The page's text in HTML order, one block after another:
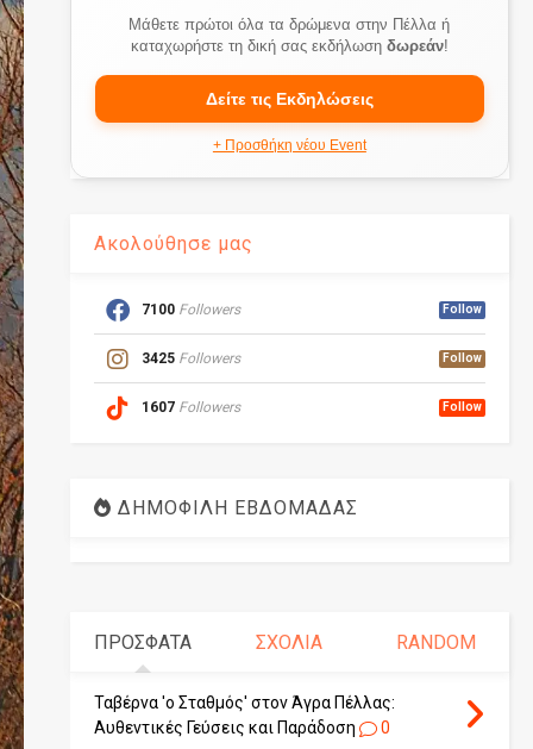
Μάθετε πρώτοι όλα τα δρώμενα στην Πέλλα ή
καταχωρήστε τη δική σας εκδήλωση δωρεάν!
Δείτε τις Εκδηλώσεις
+ Προσθήκη νέου Event
Ακολούθησε μας
7100 Followers Follow
3425 Followers Follow
1607 Followers Follow
ΔΗΜΟΦΙΛΗ ΕΒΔΟΜΑΔΑΣ
ΠΡΟΣΦΑΤΑ ΣΧΟΛΙΑ RANDOM
Ταβέρνα 'ο Σταθμός' στον Άγρα Πέλλας:
Αυθεντικές Γεύσεις και Παράδοση
0